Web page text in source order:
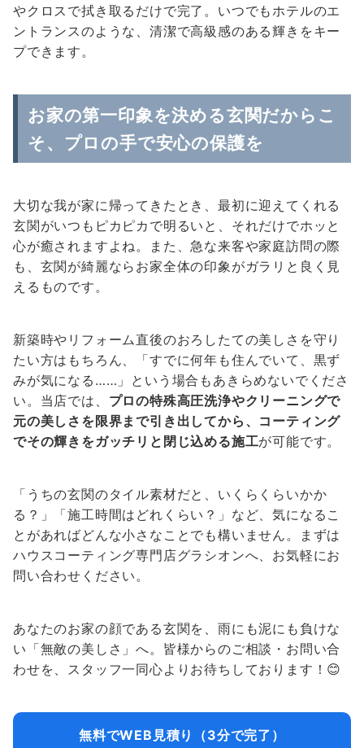
やクロスで拭き取るだけで完了。いつでもホテルのエ
ントランスのような、清潔で高級感のある輝きをキー
プできます。
お家の第一印象を決める玄関だからこ
そ、プロの手で安心の保護を
大切な我が家に帰ってきたとき、最初に迎えてくれる
玄関がいつもピカピカで明るいと、それだけでホッと
心が癒されますよね。また、急な来客や家庭訪問の際
も、玄関が綺麗ならお家全体の印象がガラリと良く見
えるものです。
新築時やリフォーム直後のおろしたての美しさを守り
たい方はもちろん、「すでに何年も住んでいて、黒ず
みが気になる……」という場合もあきらめないでくださ
い。当店では、 プロの特殊高圧洗浄やクリーニングで
元の美しさを限界まで引き出してから、コーティング
でその輝きをガッチリと閉じ込める施工が可能です。
「うちの玄関のタイル素材だと、いくらくらいかか
る？」「施工時間はどれくらい？」など、気になるこ
とがあればどんな小さなことでも構いません。まずは
ハウスコーティング専門店グラシオンへ、お気軽にお
問い合わせください。
あなたのお家の顔である玄関を、雨にも泥にも負けな
い「無敵の美しさ」へ。皆様からのご相談・お問い合
わせを、スタッフ一同心よりお待ちしております！😊
無料でWEB見積り（3分で完了）